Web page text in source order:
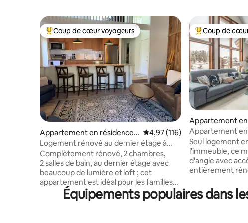
Coups de cœur voyageurs les plus appréciés
Coup de cœur voyageurs
Appartement en résidence ⋅
Breckenridge
Évaluation moyenne sur la
4,97 (116)
Logement rénové au dernier étage à
Gold Camp II !
Complètement rénové, 2 chambres,
2 salles de bain, au dernier étage avec
beaucoup de lumière et loft ; cet
appartement est idéal pour les familles
ou les couples à la recherche d'aventures
en montagne. Idéalement situé sur Ski
Coups de cœur
Coup de
Appartement en
Breckenridge
Appartement
pied des pistes,
de sport
Seul logement
l'immeuble, ce
d'angle avec
entièrement
Snowflake.
voûtés, d'une
Équipements populaires dans